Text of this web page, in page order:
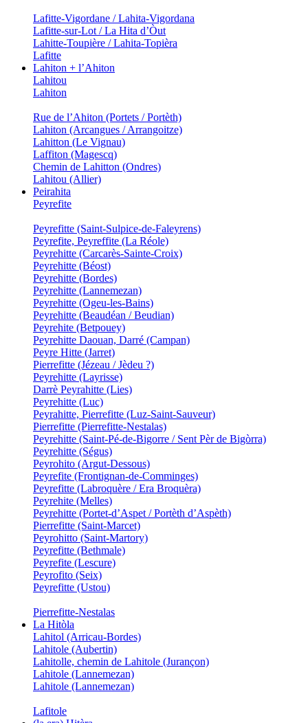
Lafitte-Vigordane / Lahita-Vigordana
Lafitte-sur-Lot / La Hita d’Òut
Lahitte-Toupière / Lahita-Topièra
Lafitte
Lahiton + l’Ahiton
Lahitou
Lahiton
Rue de l’Ahiton (Portets / Portèth)
Lahiton (Arcangues / Arrangoitze)
Lahitton (Le Vignau)
Laffiton (Magescq)
Chemin de Lahitton (Ondres)
Lahitou (Allier)
Peirahita
Peyrefite
Peyrefitte (Saint-Sulpice-de-Faleyrens)
Peyrefite, Peyreffite (La Réole)
Peyrehitte (Carcarès-Sainte-Croix)
Peyrehitte (Béost)
Peyrehitte (Bordes)
Peyrehitte (Lannemezan)
Peyrehitte (Ogeu-les-Bains)
Peyrehitte (Beaudéan / Beudian)
Peyrehite (Betpouey)
Peyrehitte Daouan, Darré (Campan)
Peyre Hitte (Jarret)
Pierrefitte (Jézeau / Jèdeu ?)
Peyrehitte (Layrisse)
Darrè Peyrahitte (Lies)
Peyrehitte (Luc)
Peyrahitte, Pierrefitte (Luz-Saint-Sauveur)
Pierrefitte (Pierrefitte-Nestalas)
Peyrehitte (Saint-Pé-de-Bigorre / Sent Pèr de Bigòrra)
Peyrehitte (Ségus)
Peyrohito (Argut-Dessous)
Peyrefite (Frontignan-de-Comminges)
Peyrefitte (Labroquère / Era Broquèra)
Peyrehite (Melles)
Peyrehitte (Portet-d’Aspet / Portèth d’Aspèth)
Pierrefitte (Saint-Marcet)
Peyrohitto (Saint-Martory)
Peyrefitte (Bethmale)
Peyrefite (Lescure)
Peyrofito (Seix)
Peyrefitte (Ustou)
Pierrefitte-Nestalas
La Hitòla
Lahitol (Arricau-Bordes)
Lahitole (Aubertin)
Lahitolle, chemin de Lahitole (Jurançon)
Lahitole (Lannemezan)
Lahitole (Lannemezan)
Lafitole